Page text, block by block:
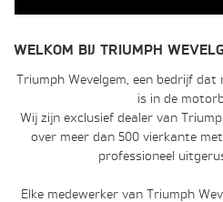
WELKOM BIJ TRIUMPH
Triumph Wevelgem, een bedrijf
is in de
Wij zijn exclusief dealer van
over meer dan 500 vierkante
professioneel
Elke medewerker van Triumph